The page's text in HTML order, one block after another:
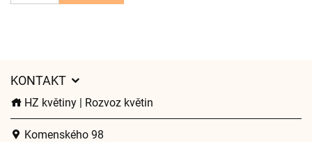
KONTAKT
HZ květiny | Rozvoz květin
Komenského 98